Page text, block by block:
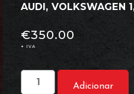
AUDI, VOLKSWAGEN
€350.00
+ IVA
Adicionar